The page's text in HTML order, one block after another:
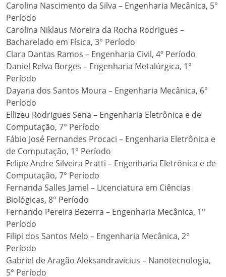
Carolina Nascimento da Silva – Engenharia Mecânica, 5°
Período
Carolina Niklaus Moreira da Rocha Rodrigues –
Bacharelado em Física, 3° Período
Clara Dantas Ramos – Engenharia Civil, 4º Período
Daniel Relva Borges – Engenharia Metalúrgica, 1°
Período
Dayana dos Santos Moura – Engenharia Mecânica, 6°
Período
Ellizeu Rodrigues Sena – Engenharia Eletrônica e de
Computação, 7° Período
Fábio José Fernandes Procaci – Engenharia Eletrônica e
de Computação, 1° Período
Felipe Andre Silveira Pratti – Engenharia Eletrônica e de
Computação, 7° Período
Fernanda Salles Jamel – Licenciatura em Ciências
Biológicas, 8° Período
Fernando Pereira Bezerra – Engenharia Mecânica, 1°
Período
Filipi dos Santos Melo – Engenharia Mecânica, 2°
Período
Gabriel de Aragão Aleksandravicius – Nanotecnologia,
5° Período